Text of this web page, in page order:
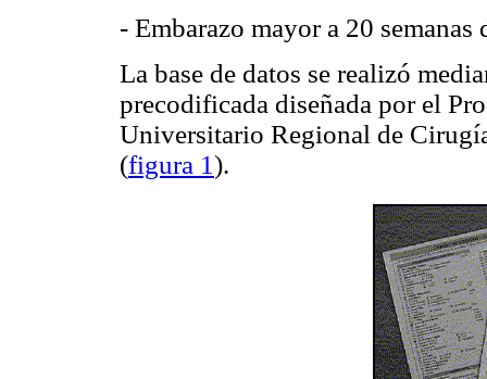
- Embarazo mayor a 20 semanas
La base de datos se realizó
precodificada diseñada por el
Universitario Regional de
(figura 1).